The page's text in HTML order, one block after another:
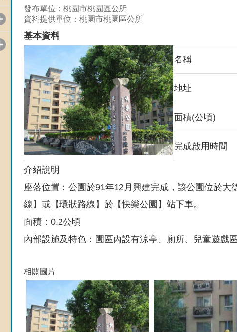
發布單位：桃園市桃園區公所
資料提供單位：桃園市桃園區公所
基本資料
名稱
地址
面積(公頃)
完成啟用時間
介紹說明
座落位置：公園於91年12月興建完成，該公園位於
線】或【環狀路線】於【快樂公園】站下車。
面積：0.2公頃
內部設施及特色：園區內設有涼亭、廁所、兒童遊戲區
相關圖片